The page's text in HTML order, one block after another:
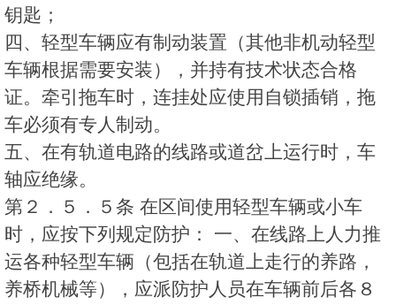
钥匙；
四、轻型车辆应有制动装置（其他非机动轻型
车辆根据需要安装），并持有技术状态合格
证。牵引拖车时，连挂处应使用自锁插销，拖
车必须有专人制动。
五、在有轨道电路的线路或道岔上运行时，车
轴应绝缘。
第２．５．５条 在区间使用轻型车辆或小车
时，应按下列规定防护： 一、在线路上人力推
运各种轻型车辆（包括在轨道上走行的养路，
养桥机械等），应派防护人员在车辆前后各８